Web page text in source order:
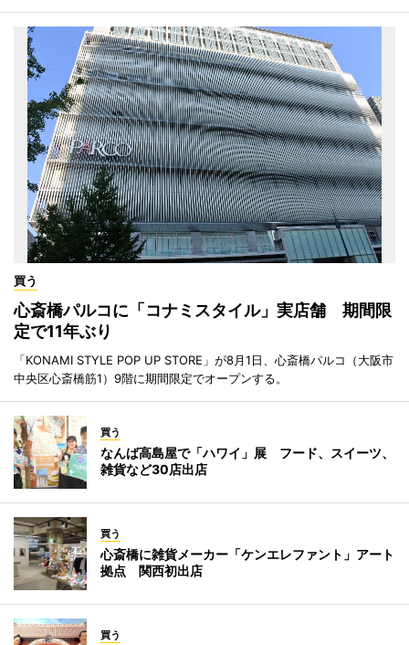
買う
心斎橋パルコに「コナミスタイル」実店舗 期間限
定で11年ぶり
「KONAMI STYLE POP UP STORE」が8月1日、心斎橋パルコ（大阪市
中央区心斎橋筋1）9階に期間限定でオープンする。
買う
なんば高島屋で「ハワイ」展 フード、スイーツ、
雑貨など30店出店
買う
心斎橋に雑貨メーカー「ケンエレファント」アート
拠点 関西初出店
買う